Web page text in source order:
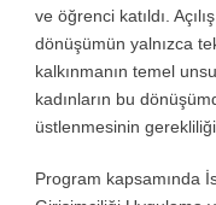
ve öğrenci katıldı.
dönüşümün yalnızca
kalkınmanın temel
kadınların bu
üstlenmesinin
Program kapsamında